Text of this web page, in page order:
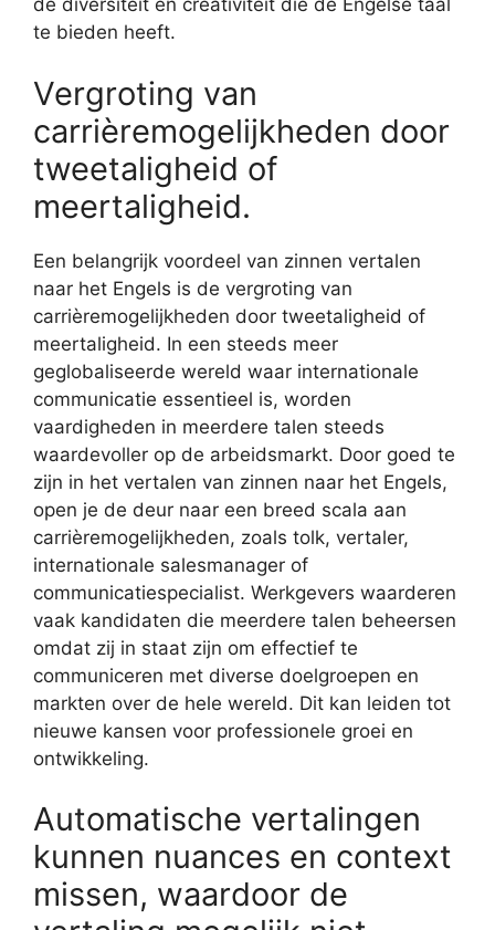
de diversiteit en creativiteit die de Engelse taal
te bieden heeft.
Vergroting van
carrièremogelijkheden door
tweetaligheid of
meertaligheid.
Een belangrijk voordeel van zinnen vertalen
naar het Engels is de vergroting van
carrièremogelijkheden door tweetaligheid of
meertaligheid. In een steeds meer
geglobaliseerde wereld waar internationale
communicatie essentieel is, worden
vaardigheden in meerdere talen steeds
waardevoller op de arbeidsmarkt. Door goed te
zijn in het vertalen van zinnen naar het Engels,
open je de deur naar een breed scala aan
carrièremogelijkheden, zoals tolk, vertaler,
internationale salesmanager of
communicatiespecialist. Werkgevers waarderen
vaak kandidaten die meerdere talen beheersen
omdat zij in staat zijn om effectief te
communiceren met diverse doelgroepen en
markten over de hele wereld. Dit kan leiden tot
nieuwe kansen voor professionele groei en
ontwikkeling.
Automatische vertalingen
kunnen nuances en context
missen, waardoor de